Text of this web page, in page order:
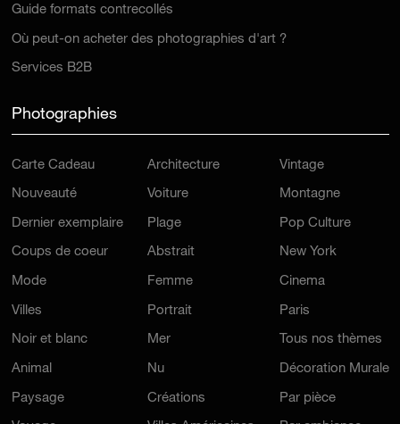
Guide formats contrecollés
Où peut-on acheter des photographies d'art ?
Services B2B
Photographies
Carte Cadeau
Nouveauté
Dernier exemplaire
Coups de coeur
Mode
Villes
Noir et blanc
Animal
Paysage
Architecture
Voiture
Plage
Abstrait
Femme
Portrait
Mer
Nu
Créations
Vintage
Montagne
Pop Culture
New York
Cinema
Paris
Tous nos thèmes
Décoration Murale
Par pièce